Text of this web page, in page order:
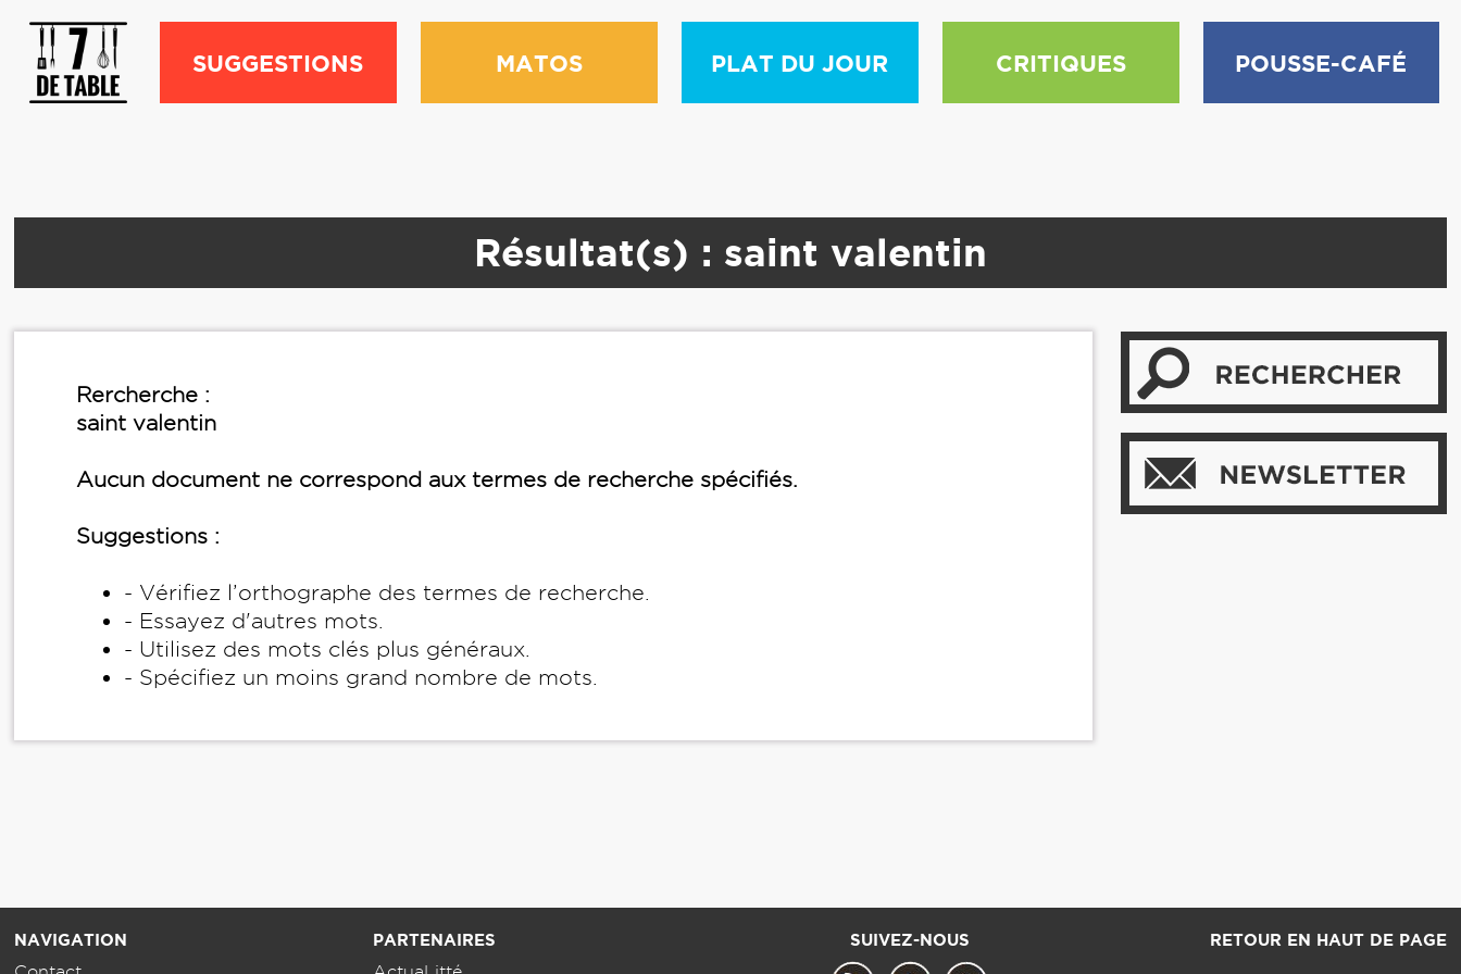
SUGGESTIONS MATOS PLAT DU JOUR CRITIQUES POUSSE-CAFÉ
Résultat(s) : saint valentin
Rercherche :
saint valentin
Aucun document ne correspond aux termes de recherche spécifiés.
Suggestions :
- Vérifiez l’orthographe des termes de recherche.
- Essayez d'autres mots.
- Utilisez des mots clés plus généraux.
- Spécifiez un moins grand nombre de mots.
NAVIGATION
PARTENAIRES
SUIVEZ-NOUS RETOUR EN HAUT DE PAGE